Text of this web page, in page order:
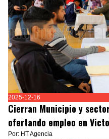
2025-12-16
Cierran Municipio y
ofertando empleo en
Por: HT Agencia